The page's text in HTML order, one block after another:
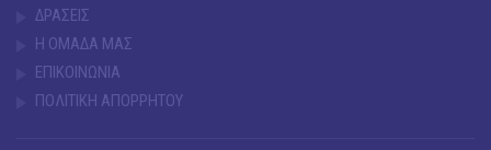
ΔΡΑΣΕΙΣ
Η ΟΜΑΔΑ ΜΑΣ
ΕΠΙΚΟΙΝΩΝΙΑ
ΠΟΛΙΤΙΚΗ ΑΠΟΡΡΗΤΟΥ